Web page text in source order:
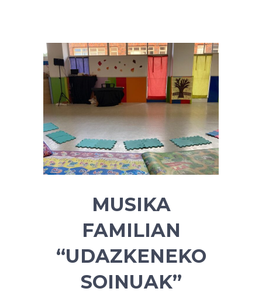
MUSIKA
FAMILIAN
“UDAZKENEKO
SOINUAK”